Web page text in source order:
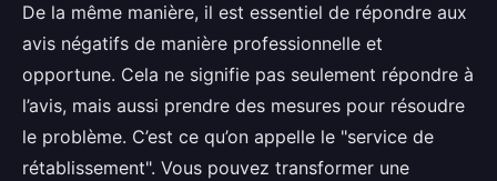
De la même manière, il est essentiel de répondre aux
avis négatifs de manière professionnelle et
opportune. Cela ne signifie pas seulement répondre à
l’avis, mais aussi prendre des mesures pour résoudre
le problème. C’est ce qu’on appelle le "service de
rétablissement". Vous pouvez transformer une